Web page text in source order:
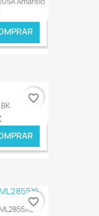
€ ONLINE
favorite_border
favorite_border